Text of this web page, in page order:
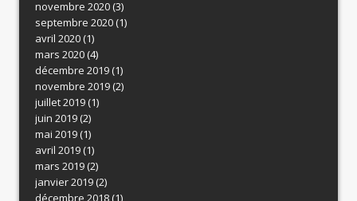
novembre 2020(3)
septembre 2020(1)
avril 2020(1)
mars 2020(4)
décembre 2019(1)
novembre 2019(2)
juillet 2019(1)
juin 2019(2)
mai 2019(1)
avril 2019(1)
mars 2019(2)
janvier 2019(2)
décembre 2018(1)